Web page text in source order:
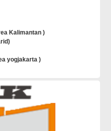
Kalimantan )
yogjakarta )